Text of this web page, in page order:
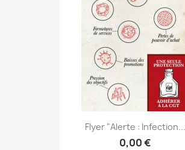
Flyer "Alerte : Infection...
0,00 €